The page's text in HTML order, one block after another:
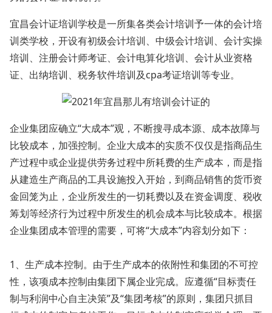
宜昌会计证培训学校是一所集各类会计培训予一体的会计培
训类学校，开设有初级会计培训、中级会计培训、会计实操
培训、注册会计师考证、会计电算化培训、会计从业资格
证、出纳培训、税务软件培训及cpa考证培训等专业。
企业集团应确立“大成本”观，不断搜寻成本源、成本故障与
比较成本，加强控制。企业大成本的实质不仅仅是指商品生
产过程中或企业提供劳务过程中所耗费的生产成本，而是指
从建造生产商品的工具设施投入开始，到商品销售的货币资
金回笼为止，企业所发生的一切耗费以及在资金调度、税收
筹划等经济行为过程中所发生的机会成本与比较成本。根据
企业集团成本管理的需要，可将“大成本”内容划分如下：
1、生产成本控制。由于生产成本的依附性和集团的不可控
性，该项成本控制由集团下属企业完成。应遵循“目标责任
制与利润中心自主决策”及“集团考核”的原则，集团只抓目